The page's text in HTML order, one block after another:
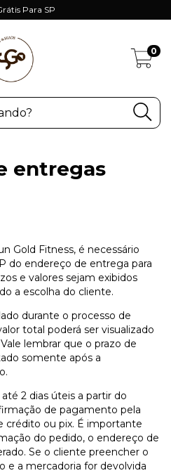
Para SP
0
entregas
Gold Fitness, é necessário
do endereço de entrega para
e valores sejam exibidos
a escolha do cliente.
durante o processo de
total poderá ser visualizado
lembrar que o prazo de
somente após a
2 dias úteis a partir do
de pagamento pela
crédito ou pix. É importante
do pedido, o endereço de
Se o cliente preencher o
e a mercadoria for devolvida